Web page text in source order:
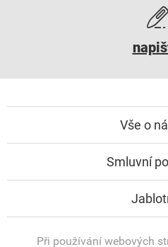
Vše o
Smluvní
Při používání webových